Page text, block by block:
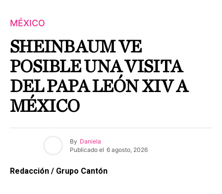
MÉXICO
SHEINBAUM VE
POSIBLE UNA VISITA
DEL PAPA LEÓN XIV A
MÉXICO
By Daniela
Publicado el 6 agosto, 2026
Redacción / Grupo Cantón